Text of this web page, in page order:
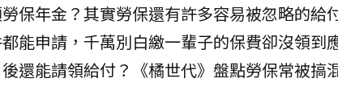
保年金？其實勞保還有許多容易被忽略的給
都能申請，千萬別白繳一輩子的保費卻沒領到
後還能請領給付？《橘世代》盤點勞保常被搞